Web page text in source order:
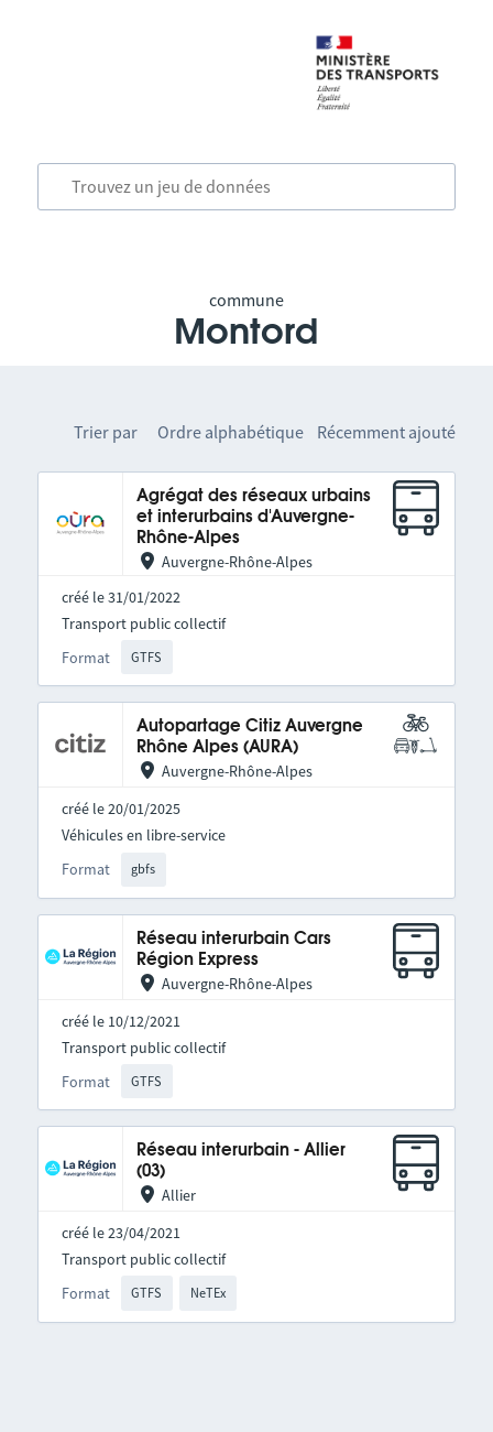
commune
Montord
Trier par Ordre alphabétique Récemment ajouté
Agrégat des réseaux urbains
et interurbains d'Auvergne-
Rhône-Alpes
Auvergne-Rhône-Alpes
créé le 31/01/2022
Format GTFS
Transport public collectif
Autopartage Citiz Auvergne
Rhône Alpes (AURA)
Auvergne-Rhône-Alpes
créé le 20/01/2025
Format gbfs
Véhicules en libre-service
Réseau interurbain Cars
Région Express
Auvergne-Rhône-Alpes
créé le 10/12/2021
Format GTFS
Transport public collectif
Réseau interurbain - Allier
(03)
Allier
créé le 23/04/2021
Format GTFS NeTEx
Transport public collectif